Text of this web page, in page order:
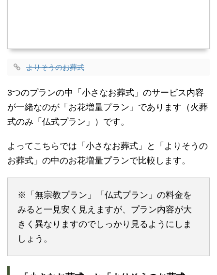
よりそうのお葬式
3つのプランの中「小さなお葬式」のサービス内容
が一緒なのが「お花増量プラン」であります（火葬
式のみ「仏式プラン」）です。
よってこちらでは「小さなお葬式」と「よりそうの
お葬式」の中のお花増量プランで比較します。
※「無宗教プラン」「仏式プラン」の料金を
みると一見安く見えますが、プラン内容が大
きく異なりますのでしっかり見るようにしま
しょう。